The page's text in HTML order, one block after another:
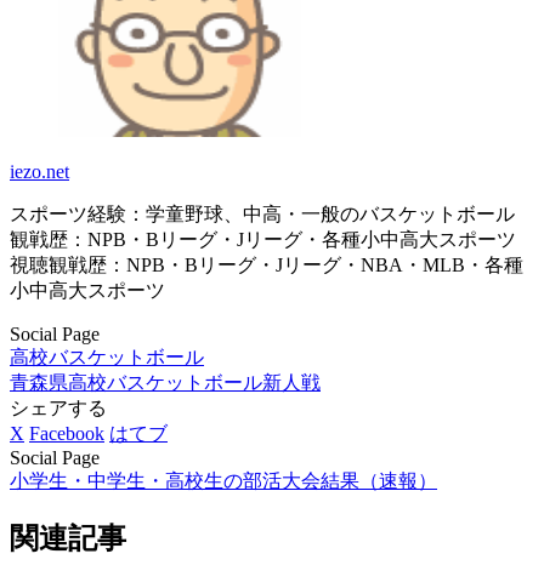
iezo.net
スポーツ経験：学童野球、中高・一般のバスケットボール
観戦歴：NPB・Bリーグ・Jリーグ・各種小中高大スポーツ
視聴観戦歴：NPB・Bリーグ・Jリーグ・NBA・MLB・各種
小中高大スポーツ
Social Page
高校バスケットボール
青森県高校バスケットボール新人戦
シェアする
X Facebook はてブ
Social Page
小学生・中学生・高校生の部活大会結果（速報）
関連記事